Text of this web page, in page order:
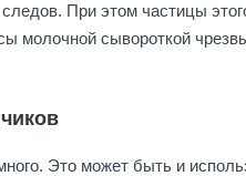
При этом частицы
сывороткой
Это может быть и